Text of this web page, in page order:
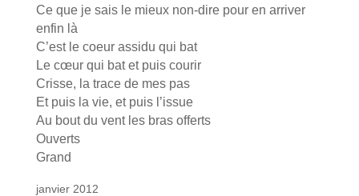
Ce que je sais le mieux non-dire pour en arriver
enfin là
C’est le coeur assidu qui bat
Le cœur qui bat et puis courir
Crisse, la trace de mes pas
Et puis la vie, et puis l’issue
Au bout du vent les bras offerts
Ouverts
Grand
janvier 2012